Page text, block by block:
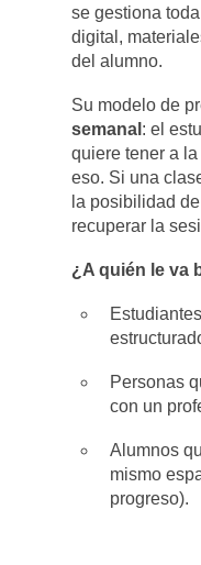
se gestiona
digital,
del alumno.
Su modelo de
semanal : el
quiere tener a
eso. Si una
la posibilidad
recuperar la
¿A quién le va
Personas
con un
Alumnos
mismo
progreso).